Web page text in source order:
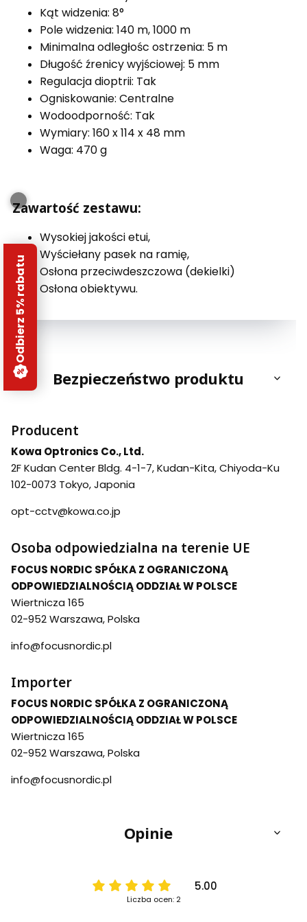
Kąt widzenia: 8°
Pole widzenia: 140 m, 1000 m
Minimalna odległośc ostrzenia: 5 m
Długość źrenicy wyjściowej: 5 mm
Regulacja dioptrii: Tak
Ogniskowanie: Centralne
Wodoodporność: Tak
Wymiary: 160 x 114 x 48 mm
Waga: 470 g
Zawartość zestawu:
Wysokiej jakości etui,
Wyściełany pasek na ramię,
Osłona przeciwdeszczowa (dekielki)
Osłona obiektywu.
Bezpieczeństwo produktu
Producent
Kowa Optronics Co., Ltd.
2F Kudan Center Bldg. 4-1-7, Kudan-Kita, Chiyoda-Ku
102-0073 Tokyo, Japonia
opt-cctv@kowa.co.jp
Osoba odpowiedzialna na terenie UE
FOCUS NORDIC SPÓŁKA Z OGRANICZONĄ
ODPOWIEDZIALNOŚCIĄ ODDZIAŁ W POLSCE
Wiertnicza 165
02-952 Warszawa, Polska
info@focusnordic.pl
Importer
FOCUS NORDIC SPÓŁKA Z OGRANICZONĄ
ODPOWIEDZIALNOŚCIĄ ODDZIAŁ W POLSCE
Wiertnicza 165
02-952 Warszawa, Polska
info@focusnordic.pl
Opinie
5.00
Liczba ocen: 2
Odbierz 5% rabatu